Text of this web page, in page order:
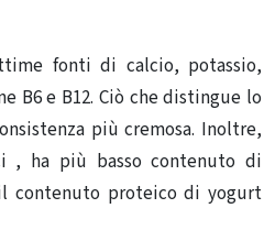
fonti di calcio, potassio,
B6 e B12. Ciò che distingue lo
più cremosa. Inoltre,
, ha più basso contenuto di
contenuto proteico di yogurt